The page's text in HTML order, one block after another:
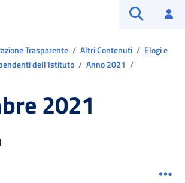
Trasparente Altri Contenuti
Elogi e
dell'Istituto
Anno 2021
2021